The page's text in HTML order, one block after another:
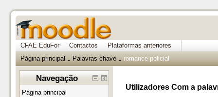
CFAE EduFor Contactos
Plataformas anteriores
Página principal
→ Palavras-chave → romance policial
Utilizadores Com a
Navegação
Página principal